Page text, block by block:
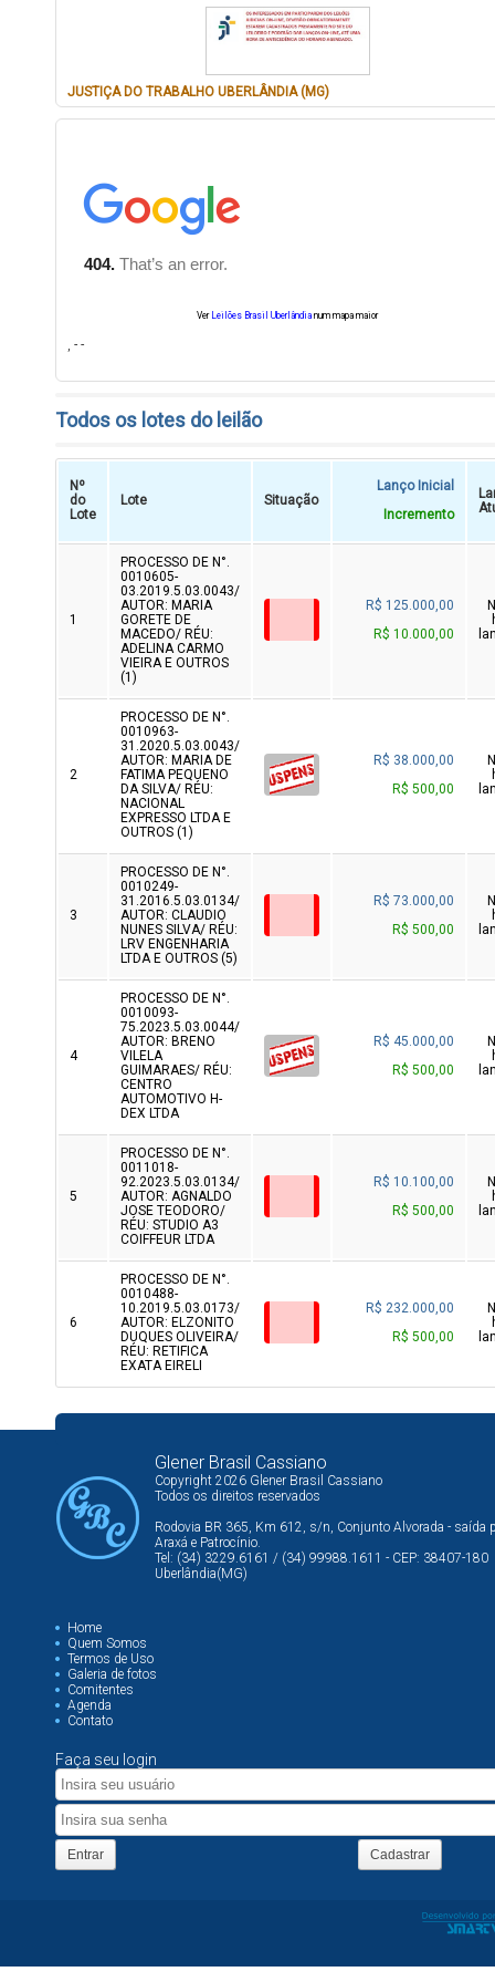
JUSTIÇA DO TRABALHO UBERLÂNDIA (MG)
Ver Leilões Brasil Uberlândia num mapa maior
, - -
Todos os lotes do leilão
Nº
do
Lote
Lote Situação
Lanço Inicial
Incremento
1
PROCESSO DE N°.
0010605-
03.2019.5.03.0043/
AUTOR: MARIA
GORETE DE
MACEDO/ RÉU:
ADELINA CARMO
VIEIRA E OUTROS
(1)
R$ 125.000,00
R$ 10.000,00
2
PROCESSO DE N°.
0010963-
31.2020.5.03.0043/
AUTOR: MARIA DE
FATIMA PEQUENO
DA SILVA/ RÉU:
NACIONAL
EXPRESSO LTDA E
OUTROS (1)
R$ 38.000,00
R$ 500,00
3
PROCESSO DE N°.
0010249-
31.2016.5.03.0134/
AUTOR: CLAUDIO
NUNES SILVA/ RÉU:
LRV ENGENHARIA
LTDA E OUTROS (5)
R$ 73.000,00
R$ 500,00
4
PROCESSO DE N°.
0010093-
75.2023.5.03.0044/
AUTOR: BRENO
VILELA
GUIMARAES/ RÉU:
CENTRO
AUTOMOTIVO H-
DEX LTDA
R$ 45.000,00
R$ 500,00
5
PROCESSO DE N°.
0011018-
92.2023.5.03.0134/
AUTOR: AGNALDO
JOSE TEODORO/
RÉU: STUDIO A3
COIFFEUR LTDA
R$ 10.100,00
R$ 500,00
6
PROCESSO DE N°.
0010488-
10.2019.5.03.0173/
AUTOR: ELZONITO
DUQUES OLIVEIRA/
RÉU: RETIFICA
EXATA EIRELI
R$ 232.000,00
R$ 500,00
Glener Brasil Cassiano
Copyright 2026 Glener Brasil Cassiano
Todos os direitos reservados
Rodovia BR 365, Km 612, s/n, Conjunto Alvorada - saída
Araxá e Patrocínio.
Tel: (34) 3229.6161 / (34) 99988.1611 - CEP: 38407-180
Uberlândia(MG)
Home
Quem Somos
Termos de Uso
Galeria de fotos
Comitentes
Agenda
Contato
Faça seu login
Entrar Cadastrar